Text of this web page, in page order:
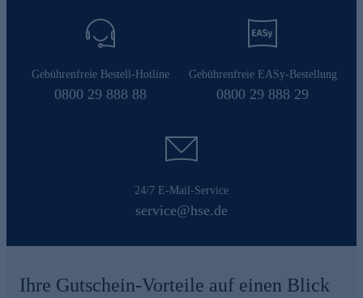
Gebührenfreie Bestell-Hotline
0800 29 888 88
Gebührenfreie EASy-Bestellung
0800 29 888 29
24/7 E-Mail-Service
service@hse.de
Ihre Gutschein-Vorteile auf einen Blick